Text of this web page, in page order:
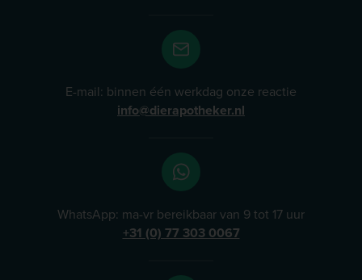
E-mail: binnen één werkdag onze reactie
info@dierapotheker.nl
WhatsApp: ma-vr bereikbaar van 9 tot 17 uur
+31 (0) 77 303 0067